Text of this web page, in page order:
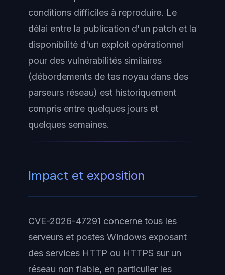
conditions difficiles à reproduire. Le
délai entre la publication d'un patch et la
disponibilité d'un exploit opérationnel
pour des vulnérabilités similaires
(débordements de tas noyau dans des
parseurs réseau) est historiquement
compris entre quelques jours et
quelques semaines.
Impact et exposition
CVE-2026-47291 concerne tous les
serveurs et postes Windows exposant
des services HTTP ou HTTPS sur un
réseau non fiable, en particulier les